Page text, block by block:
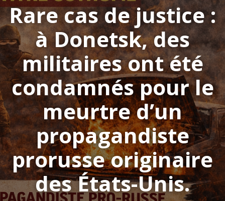
Rare cas de justice :
à Donetsk, des
militaires ont été
condamnés pour le
meurtre d’un
propagandiste
prorusse originaire
des États-Unis.